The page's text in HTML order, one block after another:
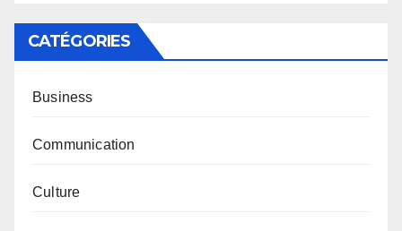
CATÉGORIES
Business
Communication
Culture